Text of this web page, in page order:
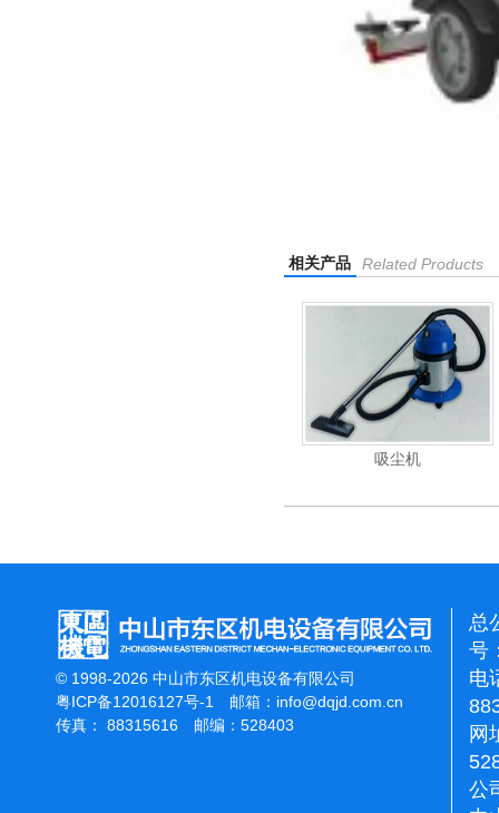
相关产品 Related Products
吸尘机
© 1998-2026 中山市东区机电设备有限公司
粤ICP备12016127号-1 邮箱： info@dqjd.com.cn
传真： 88315616 邮编：528403
总
号
电
网
公